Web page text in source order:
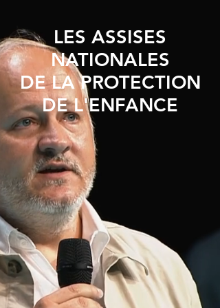
LES ASSISES
NATIONALES
DE LA PROTECTION
DE L'ENFANCE